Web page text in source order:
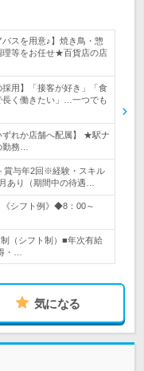
パスを用意♪】焼き鳥・惣
理等をお任せ★百貨店の店
採用】「接客が好き」「食
長く働きたい」…一つでも
ずれか店舗へ配属】 ★駅ナ
勤務…
賞与年2回※経験・スキル
あり（期間中の待遇…
シフト例》◆8：00～
（シフト制）■年次有給
・…
気になる